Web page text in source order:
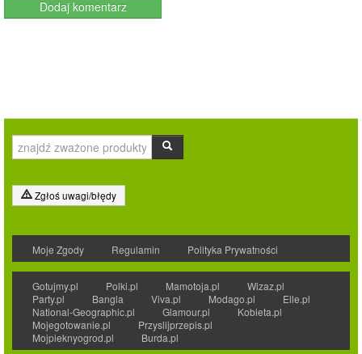
Zgłoś uwagi/błędy
Moje Zgody Regulamin Polityka Prywatności
Gotujmy.pl Polki.pl Mamotoja.pl
Wizaz.pl
Party.pl
Bangla Viva.pl Modago.pl
Elle.pl
National-Geographic.pl
Glamour.pl
Kobieta.pl
Mojegotowanie.pl
Przyslijprzepis.pl
Mojpieknyogrod.pl
Burda.pl